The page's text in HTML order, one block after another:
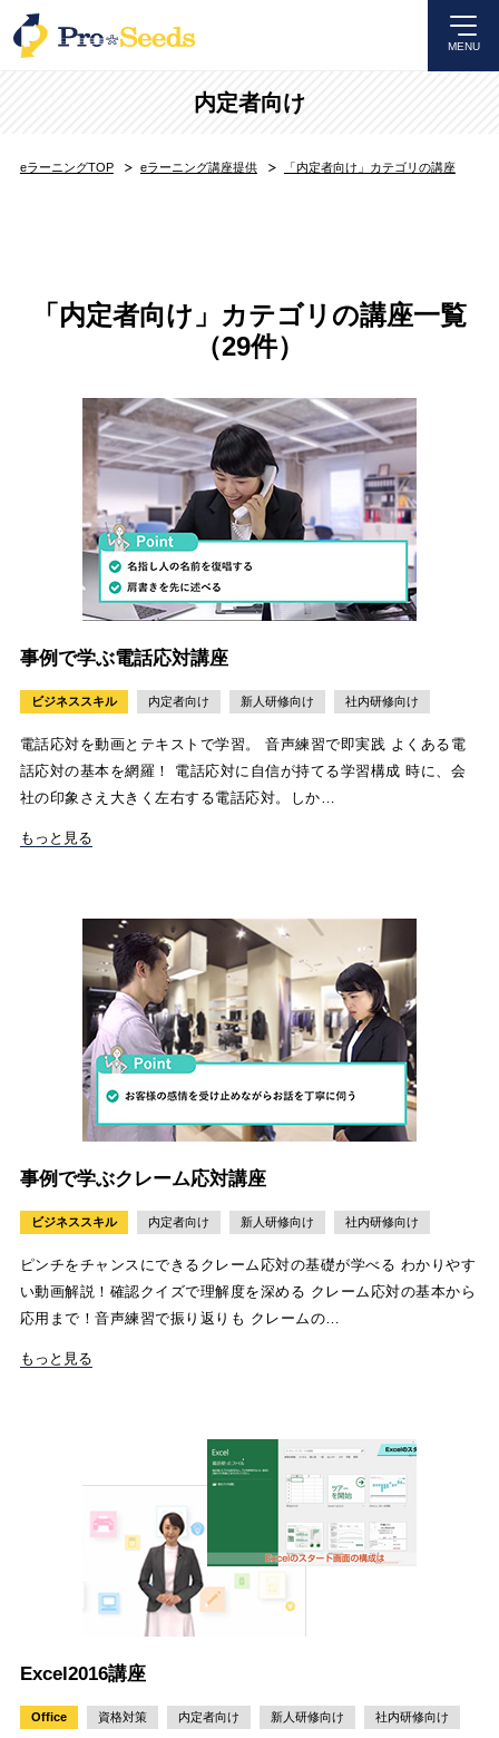
MENU
内定者向け
eラーニングTOP eラーニング講座提供 「内定者向け」カテゴリの講座
「内定者向け」カテゴリの講座一覧
（29件）
事例で学ぶ電話応対講座
ビジネススキル 内定者向け 新人研修向け 社内研修向け
電話応対を動画とテキストで学習。 音声練習で即実践 よくある電
話応対の基本を網羅！ 電話応対に自信が持てる学習構成 時に、会
社の印象さえ大きく左右する電話応対。しか…
もっと見る
事例で学ぶクレーム応対講座
ビジネススキル 内定者向け 新人研修向け 社内研修向け
ピンチをチャンスにできるクレーム応対の基礎が学べる わかりやす
い動画解説！確認クイズで理解度を深める クレーム応対の基本から
応用まで！音声練習で振り返りも クレームの…
もっと見る
Excel2016講座
Office 資格対策 内定者向け 新人研修向け 社内研修向け